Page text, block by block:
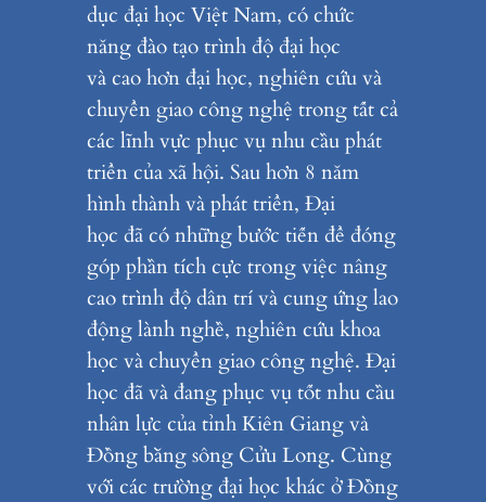
dục đại học Việt Nam, có chức
năng đào tạo trình độ đại học
và cao hơn đại học, nghiên cứu và
chuyển giao công nghệ trong tất cả
các lĩnh vực phục vụ nhu cầu phát
triển của xã hội. Sau hơn 8 năm
hình thành và phát triển, Đại
học đã có những bước tiến để đóng
góp phần tích cực trong việc nâng
cao trình độ dân trí và cung ứng lao
động lành nghề, nghiên cứu khoa
học và chuyển giao công nghệ. Đại
học đã và đang phục vụ tốt nhu cầu
nhân lực của tỉnh Kiên Giang và
Đồng bằng sông Cửu Long. Cùng
với các trường đại học khác ở Đồng